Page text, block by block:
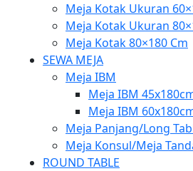
Meja Kotak Ukuran
Meja Kotak Ukuran
Meja Kotak 80×180 Cm
SEWA MEJA
Meja IBM
Meja IBM
Meja IBM
Meja Panjang/Long
Meja Konsul/Meja
ROUND TABLE